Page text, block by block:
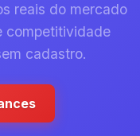
reais do mercado
competitividade
cadastro.